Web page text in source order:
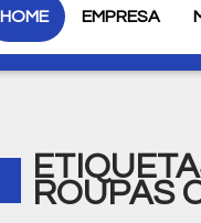
HOME EMPRESA
ROUPAS